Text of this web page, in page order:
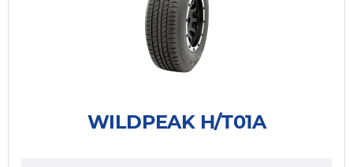
WILDPEAK H/T01A